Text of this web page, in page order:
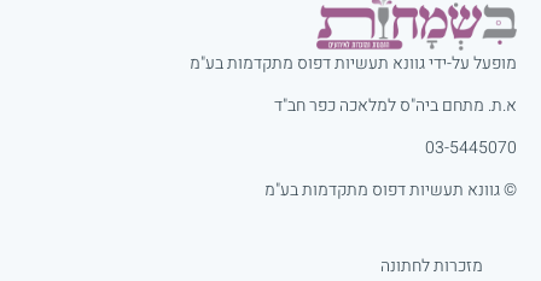
מופעל על-ידי גוונא תעשיות דפוס מתקדמות בע"מ
א.ת. מתחם ביה"ס למלאכה כפר חב"ד
03-5445070
© גוונא תעשיות דפוס מתקדמות בע"מ
מזכרות לחתונה